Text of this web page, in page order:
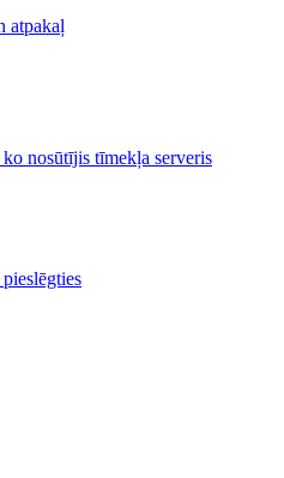
atpakaļ
nosūtījis tīmekļa serveris